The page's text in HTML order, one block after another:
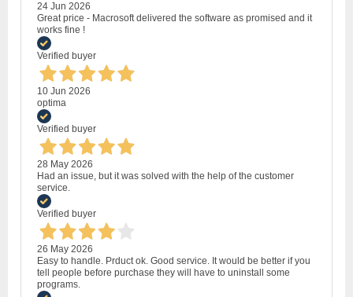
24 Jun 2026
Great price - Macrosoft delivered the software as promised and it
works fine !
Verified buyer
10 Jun 2026
optima
Verified buyer
28 May 2026
Had an issue, but it was solved with the help of the customer
service.
Verified buyer
26 May 2026
Easy to handle. Prduct ok. Good service. It would be better if you
tell people before purchase they will have to uninstall some
programs.